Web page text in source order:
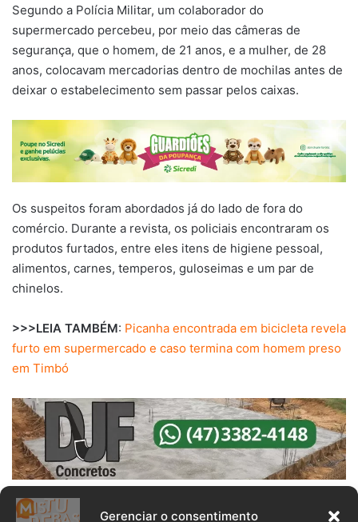
Gerenciar o consentimento
Segundo a Polícia Militar, um colaborador do
supermercado percebeu, por meio das câmeras de
segurança, que o homem, de 21 anos, e a mulher, de 28
anos, colocavam mercadorias dentro de mochilas antes de
deixar o estabelecimento sem passar pelos caixas.
Os suspeitos foram abordados já do lado de fora do
comércio. Durante a revista, os policiais encontraram os
produtos furtados, entre eles itens de higiene pessoal,
alimentos, carnes, temperos, guloseimas e um par de
chinelos.
>>>LEIA TAMBÉM: Picanha encontrada em bicicleta revela
furto em supermercado e caso termina com homem preso
em Timbó
Ao todo, as mercadorias recuperadas somavam R$ 643,29.